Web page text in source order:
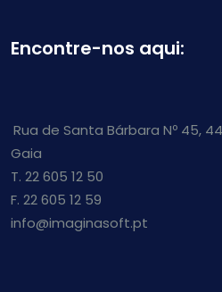
Encontre-nos aqui:
Rua de Santa Bárbara Nº 45,
Gaia
T. 22 605 12 50
F. 22 605 12 59
info@imaginasoft.pt